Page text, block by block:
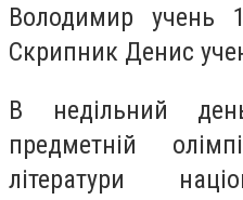
Володимир
Скрипник Денис
В недільний
предметній
літератури